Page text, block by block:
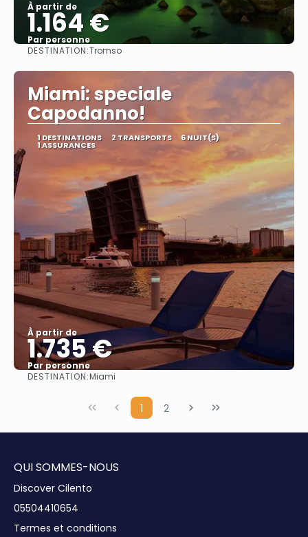
À partir de
1.164 €
Par personne
DESTINATION:Tromso
Miami: speciale
Capodanno!
1 DESTINATIONS 2 TRANSPORTS 6 NUIT(S)
1 ASSURANCES
À partir de
1.735 €
Par personne
DESTINATION:Miami
1 2
QUI SOMMES-NOUS
Discover Cilento
05504410654
Termes et conditions